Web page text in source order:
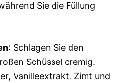
Sie die Füllung
: Schlagen Sie den
Schüssel cremig.
Vanilleextrakt, Zimt und